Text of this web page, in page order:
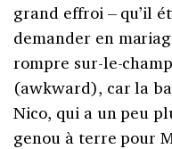
grand effroi – qu’il
demander en
rompre sur-le-
(awkward), car la
Nico, qui a un peu
genou à terre pour